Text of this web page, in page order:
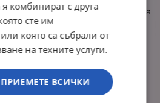
е оборудван с два мотора
помогнат да усещате
комбинират с друга
сте им
която са събрали от
на техните услуги.
ПРИЕМЕТЕ ВСИЧКИ